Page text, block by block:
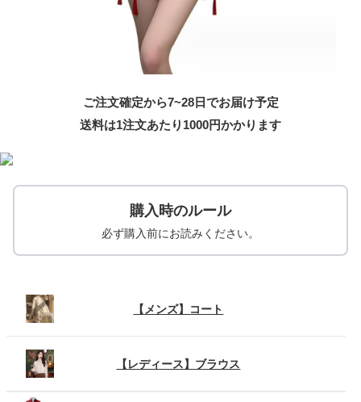
ご注文確定から7~28日でお届け予定
送料は1注文あたり 1000円かかります
購入時のルール
必ず購入前にお読みください。
【メンズ】コート
【レディース】ブラウス